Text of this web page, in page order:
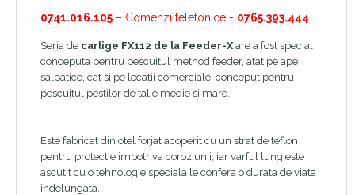
0741.016.105 – Comenzi telefonice - 0765.393.444
Seria de carlige FX112 de la Feeder-Xare a fost special
conceputa pentru pescuitul method feeder, atat pe ape
salbatice, cat si pe locatii comerciale, conceput pentru
pescuitul pestilor de talie medie si mare.
Este fabricat din otel forjat acoperit cu un strat de teflon
pentru protectie impotriva coroziunii, iar varful lung este
ascutit cu o tehnologie speciala le confera o durata de viata
indelungata.